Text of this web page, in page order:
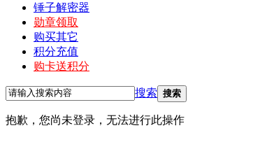
锤子解密器
勋章领取
购买其它
积分充值
购卡送积分
搜索 搜索
抱歉，您尚未登录，无法进行此操作